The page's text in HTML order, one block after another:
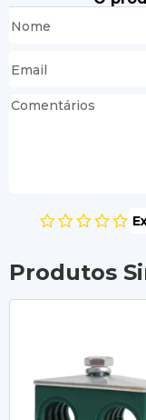
Produtos